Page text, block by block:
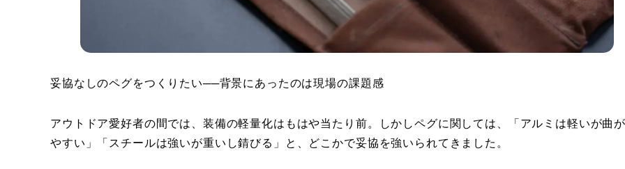
妥協なしのペグをつくりたい──背景にあったのは現場の課題感
アウトドア愛好者の間では、装備の軽量化はもはや当たり前。しかしペグに関しては、「アルミは軽いが曲
やすい」「スチールは強いが重いし錆びる」と、どこかで妥協を強いられてきました。